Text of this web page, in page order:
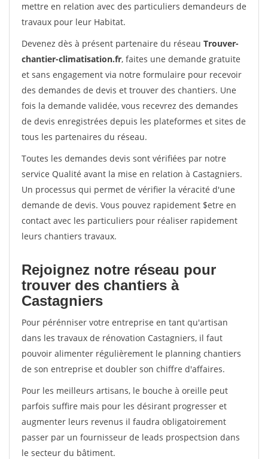
mettre en relation avec des particuliers demandeurs de
travaux pour leur Habitat.
Devenez dès à présent partenaire du réseau Trouver-
chantier-climatisation.fr, faites une demande gratuite
et sans engagement via notre formulaire pour recevoir
des demandes de devis et trouver des chantiers. Une
fois la demande validée, vous recevrez des demandes
de devis enregistrées depuis les plateformes et sites de
tous les partenaires du réseau.
Toutes les demandes devis sont vérifiées par notre
service Qualité avant la mise en relation à Castagniers.
Un processus qui permet de vérifier la véracité d'une
demande de devis. Vous pouvez rapidement $etre en
contact avec les particuliers pour réaliser rapidement
leurs chantiers travaux.
Rejoignez notre réseau pour
trouver des chantiers à
Castagniers
Pour pérénniser votre entreprise en tant qu'artisan
dans les travaux de rénovation Castagniers, il faut
pouvoir alimenter régulièrement le planning chantiers
de son entreprise et doubler son chiffre d'affaires.
Pour les meilleurs artisans, le bouche à oreille peut
parfois suffire mais pour les désirant progresser et
augmenter leurs revenus il faudra obligatoirement
passer par un fournisseur de leads prospectsion dans
le secteur du bâtiment.